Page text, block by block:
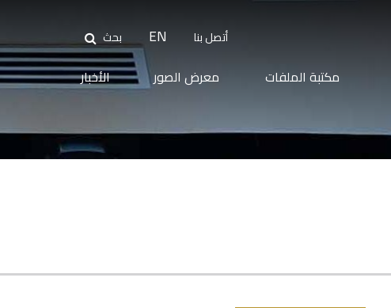
أتصل بنا EN بحث بحث
مكتبة الملفات معرض الصور الأخبار